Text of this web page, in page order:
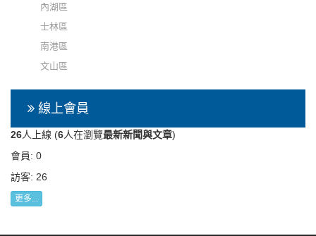
內湖區
士林區
南港區
文山區
線上會員
26人上線 (6人在瀏覽最新新聞與文章)
會員: 0
訪客: 26
更多...